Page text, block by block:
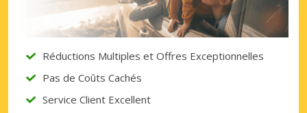
Se connecter avec eLink
Réductions Multiples et Offres Exceptionnelles
Pas de Coûts Cachés
Service Client Excellent